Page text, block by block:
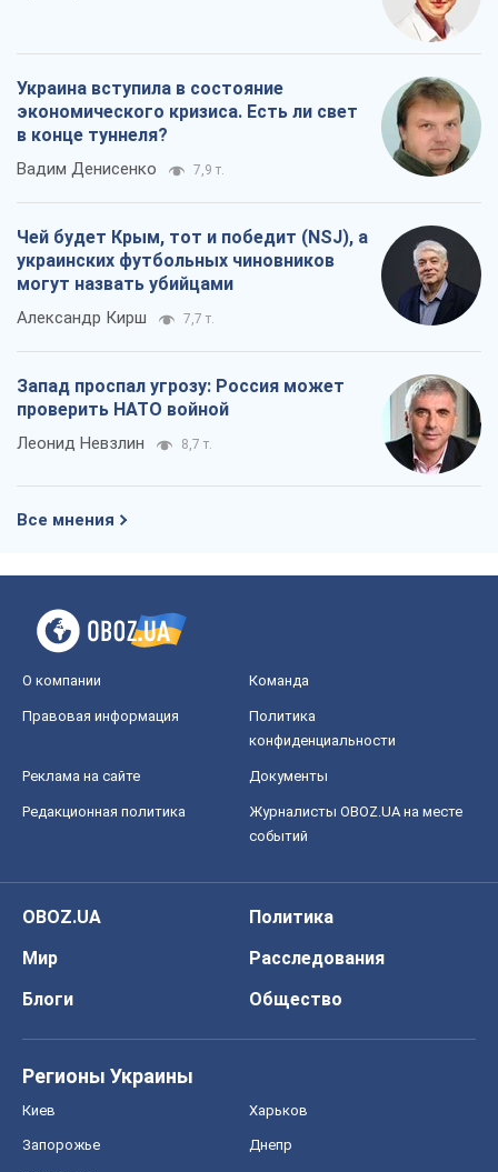
Украина вступила в состояние
экономического кризиса. Есть ли свет
в конце туннеля?
Вадим Денисенко 7,9 т.
Чей будет Крым, тот и победит (NSJ), а
украинских футбольных чиновников
могут назвать убийцами
Александр Кирш 7,7 т.
Запад проспал угрозу: Россия может
проверить НАТО войной
Леонид Невзлин 8,7 т.
Все мнения
О компании Команда
Правовая информация
Политика
конфиденциальности
Реклама на сайте Документы
Редакционная политика
Журналисты OBOZ.UA на месте
событий
OBOZ.UA
Политика
Мир
Расследования
Блоги
Общество
Регионы Украины
Киев Харьков
Запорожье Днепр